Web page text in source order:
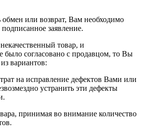
или возврат, Вам необходимо
заявление.
товар, и
было согласовано с продавцом, то Вы
вариантов:
на исправление дефектов Вами или
устранить эти дефекты
принимая во внимание количество